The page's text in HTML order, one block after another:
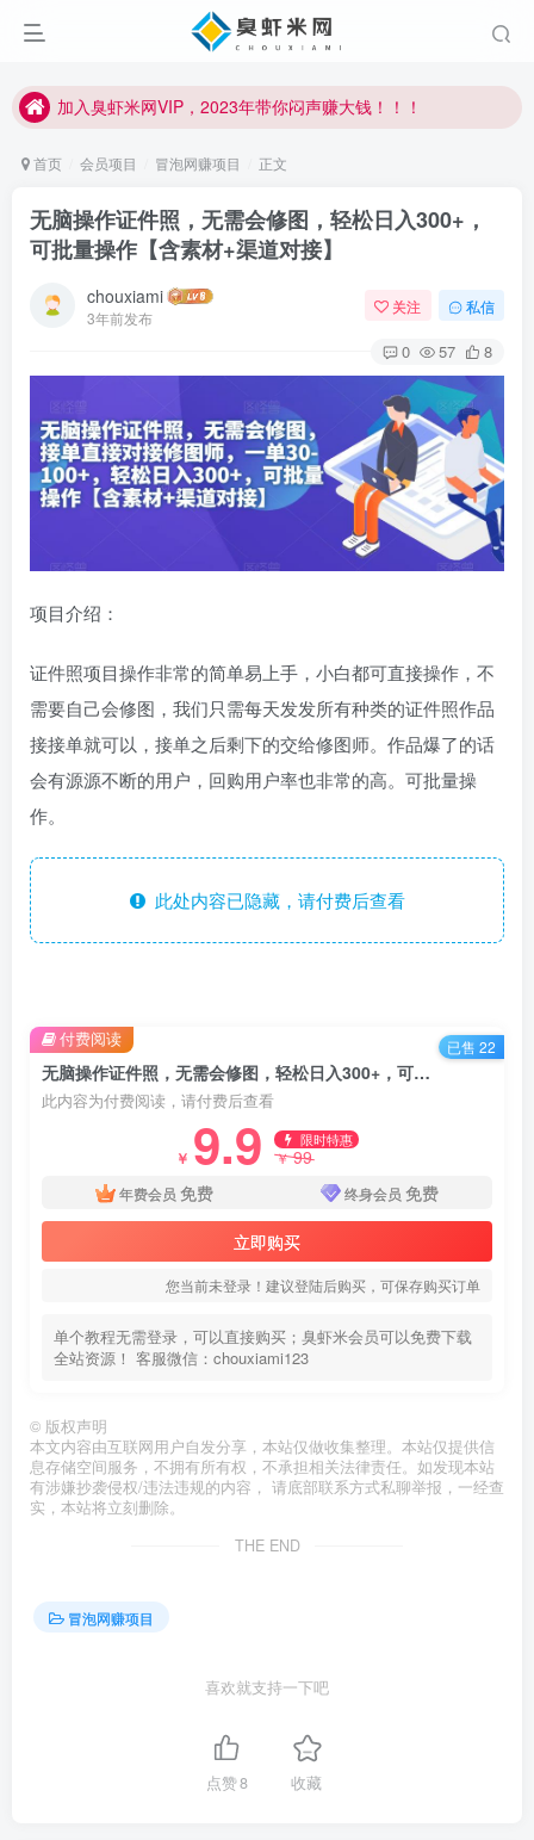
加入臭虾米网VIP，2023年带你闷声赚大钱！！！
加入臭虾米网VIP，2023年带你闷声赚大钱！！！
首页 会员项目 冒泡网赚项目 正文
无脑操作证件照，无需会修图，轻松日入300+，
可批量操作【含素材+渠道对接】
chouxiami
3年前发布
关注 私信
0 57 8
项目介绍：
证件照项目操作非常的简单易上手，小白都可直接操作，不
需要自己会修图，我们只需每天发发所有种类的证件照作品
接接单就可以，接单之后剩下的交给修图师。作品爆了的话
会有源源不断的用户，回购用户率也非常的高。可批量操
作。
此处内容已隐藏，请付费后查看
无脑操作证件照，无需会修图，轻松日入300+，可批量操作【含素材+渠道对接】
此内容为付费阅读，请付费后查看
￥ 9.9 限时特惠
￥99
年费会员 免费 终身会员 免费
立即购买
您当前未登录！建议登陆后购买，可保存购买订单
单个教程无需登录，可以直接购买；臭虾米会员可以免费下载
全站资源！ 客服微信：chouxiami123
付费阅读 已售 22
© 版权声明
本文内容由互联网用户自发分享，本站仅做收集整理。本站仅提供信
息存储空间服务，不拥有所有权，不承担相关法律责任。如发现本站
有涉嫌抄袭侵权/违法违规的内容， 请底部联系方式私聊举报，一经查
实，本站将立刻删除。
THE END
冒泡网赚项目
喜欢就支持一下吧
点赞8 收藏